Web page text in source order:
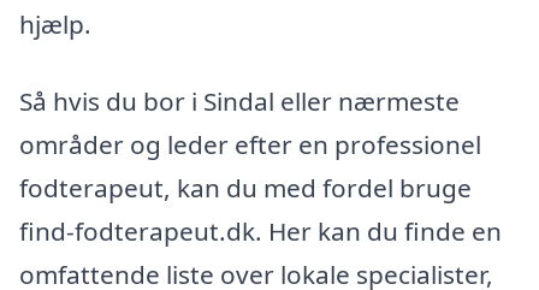
hjælp.
Så hvis du bor i Sindal eller nærmeste
områder og leder efter en professionel
fodterapeut, kan du med fordel bruge
find-fodterapeut.dk. Her kan du finde en
omfattende liste over lokale specialister,